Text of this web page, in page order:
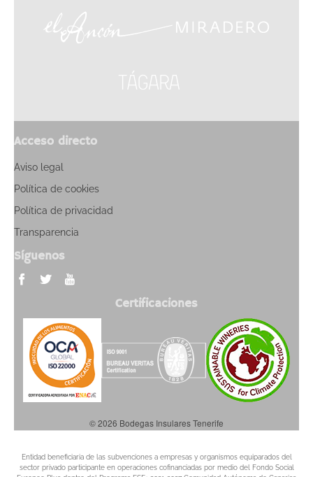
Acceso directo
Aviso legal
Política de cookies
Política de privacidad
Transparencia
Síguenos
Certificaciones
© 2026 Bodegas Insulares Tenerife
Entidad beneficiaria de las subvenciones a empresas y organismos equiparados del
sector privado participante en operaciones cofinanciadas por medio del Fondo Social